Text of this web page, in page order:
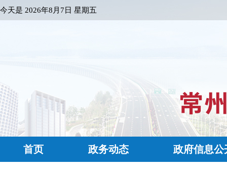
今天是 2026年8月7日 星期五
首页 政务动态 政府信息公